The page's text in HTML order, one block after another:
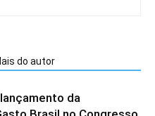
do autor
da